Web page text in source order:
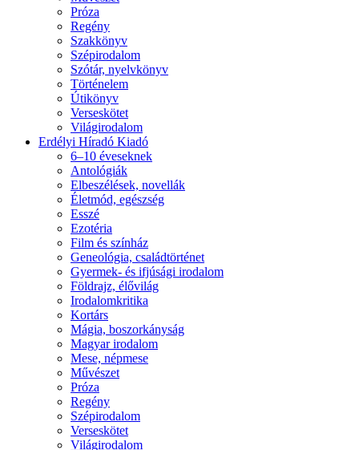
Próza
Regény
Szakkönyv
Szépirodalom
Szótár, nyelvkönyv
Történelem
Útikönyv
Verseskötet
Világirodalom
Erdélyi Híradó Kiadó
6–10 éveseknek
Antológiák
Elbeszélések, novellák
Életmód, egészség
Esszé
Ezotéria
Film és színház
Geneológia, családtörténet
Gyermek- és ifjúsági irodalom
Földrajz, élővilág
Irodalomkritika
Kortárs
Mágia, boszorkányság
Magyar irodalom
Mese, népmese
Művészet
Próza
Regény
Szépirodalom
Verseskötet
Világirodalom